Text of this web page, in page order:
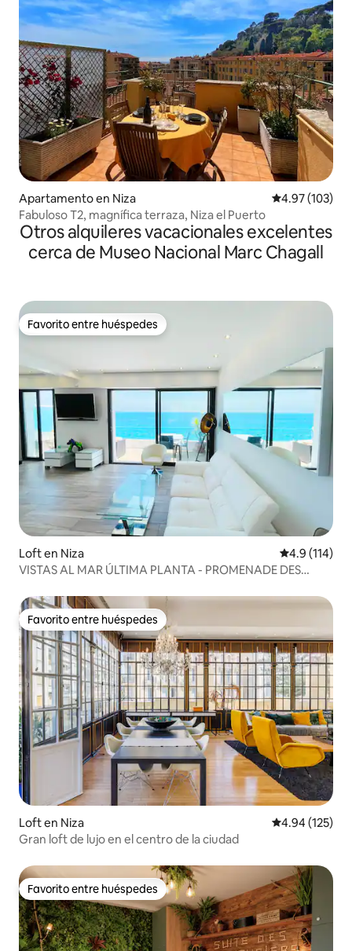
Apartamento en Niza Calificación
4.97 (103)
Fabuloso T2, magnífica terraza, Niza el Puerto
Otros alquileres vacacionales excelentes
cerca de Museo Nacional Marc Chagall
Favorito entre huéspedes
Favorito entre huéspedes
Loft en Niza Calificación
4.9 (114)
VISTAS AL MAR ÚLTIMA PLANTA - PROMENADE DES
Favorito entre huéspedes
Favorito entre huéspedes
Loft en Niza Calificación
4.94 (125)
Gran loft de lujo en el centro de la ciudad
Favorito entre huéspedes
Favorito entre huéspedes